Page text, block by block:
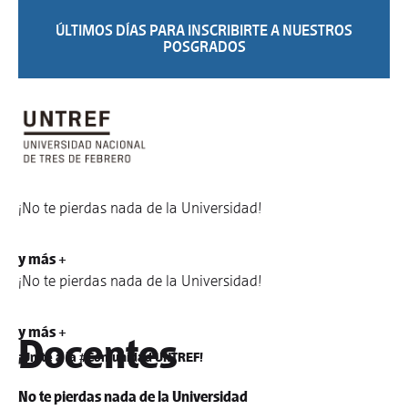
ÚLTIMOS DÍAS PARA INSCRIBIRTE A NUESTROS
POSGRADOS
¡No te pierdas nada de la Universidad!
y más +
¡No te pierdas nada de la Universidad!
y más +
¡Unite a la #Comunidad UNTREF!
No te pierdas nada de la Universidad
Docentes